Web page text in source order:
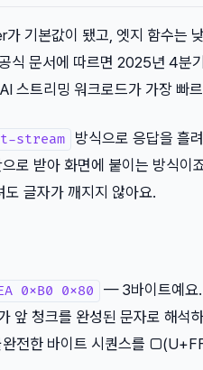
기본값이 됐고, 엣지 함수는
식 문서에 따르면 2025년 4분
스트리밍 워크로드가 가장 빠
stream
방식으로 응답을 흘
로 받아 화면에 붙이는 방식이
글자가 깨지지 않아요.
0xB0 0x80 — 3바이트예요
앞 청크를 완성된 문자로 해석
전한 바이트 시퀀스를